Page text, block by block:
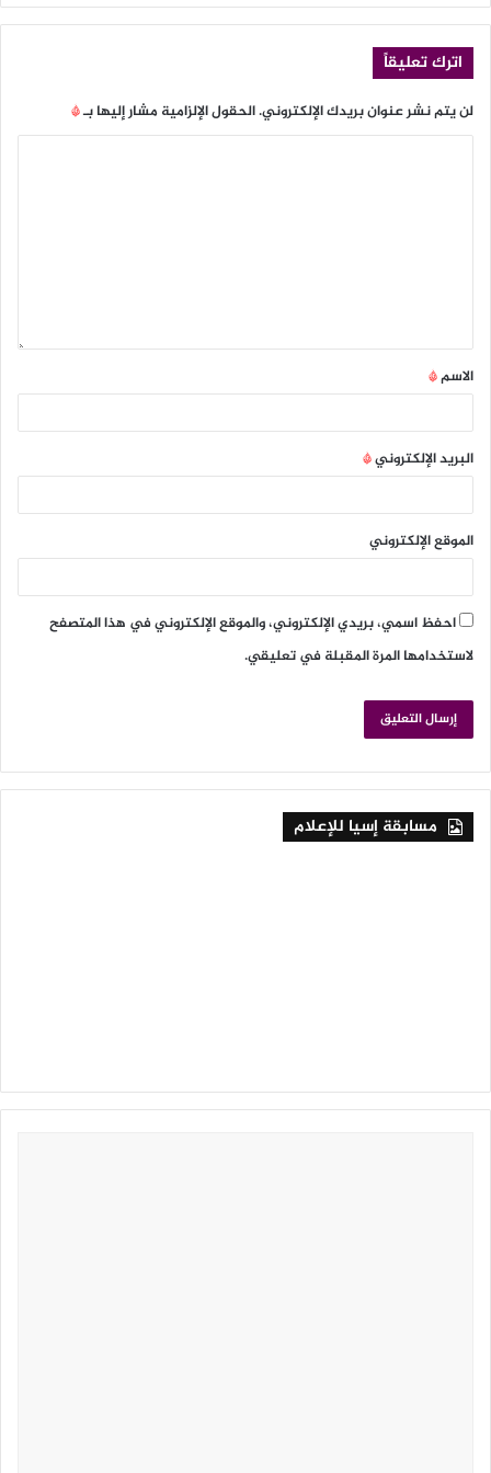
اترك تعليقاً
لن يتم نشر عنوان بريدك الإلكتروني.الحقول الإلزامية مشار إليها بـ*
الاسم*
البريد الإلكتروني*
الموقع الإلكتروني
احفظ اسمي، بريدي الإلكتروني، والموقع الإلكتروني في هذا المتصفح
لاستخدامها المرة المقبلة في تعليقي.
مسابقة إسيا للإعلام